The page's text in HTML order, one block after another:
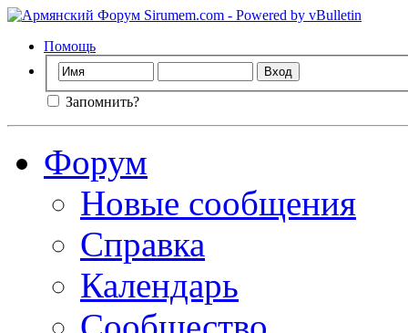
Помощь
Запомнить?
Форум
Новые сообщения
Справка
Календарь